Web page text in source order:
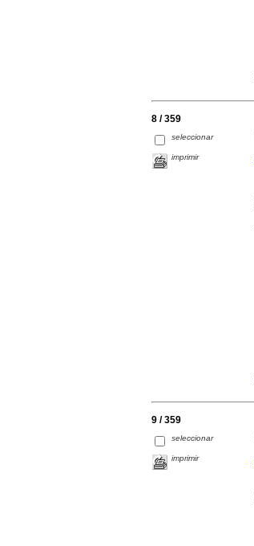
8 / 359
seleccionar
imprimir
9 / 359
seleccionar
imprimir